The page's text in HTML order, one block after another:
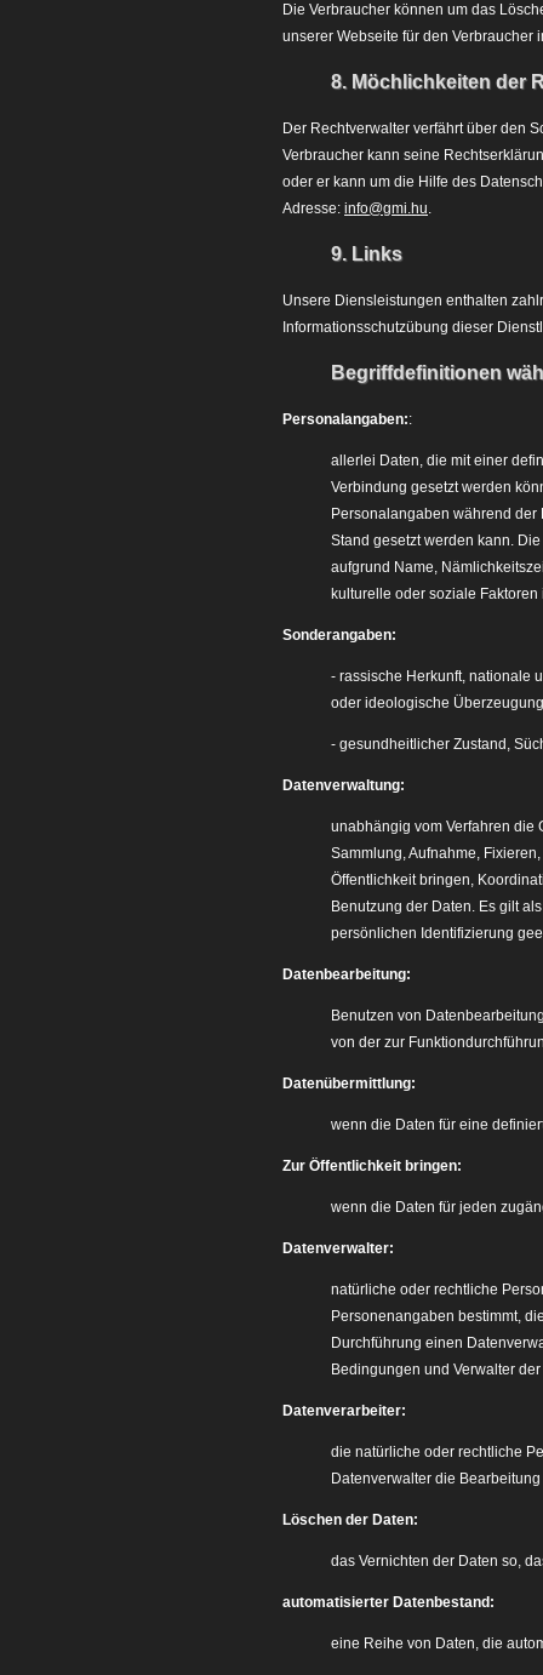
Die Verbraucher können um das
unserer Webseite für den Verbraucher
8. Möchlichkeiten der
Der Rechtverwalter verfährt über den
Verbraucher kann seine
oder er kann um die Hilfe des
Adresse: info@gmi.hu.
9. Links
Unsere Diensleistungen enthalten
Informationsschutzübung dieser
Begriffdefinitionen
Personalangaben::
allerlei Daten, die mit einer
Verbindung gesetzt werden
Personalangaben während
Stand gesetzt werden kann.
aufgrund Name,
kulturelle oder soziale
Sonderangaben:
- rassische Herkunft, nationale
oder ideologische
- gesundheitlicher Zustand,
Datenverwaltung:
unabhängig vom Verfahren die
Sammlung, Aufnahme,
Öffentlichkeit bringen,
Benutzung der Daten. Es gilt
persönlichen Identifizierung
Datenbearbeitung:
Benutzen von
von der zur
Datenübermittlung:
wenn die Daten für eine
Zur Öffentlichkeit bringen:
wenn die Daten für jeden
Datenverwalter:
natürliche oder rechtliche
Personenangaben bestimmt,
Durchführung einen
Bedingungen und Verwalter
Datenverarbeiter:
die natürliche oder rechtliche
Datenverwalter die
Löschen der Daten:
das Vernichten der Daten so,
automatisierter Datenbestand:
eine Reihe von Daten, die